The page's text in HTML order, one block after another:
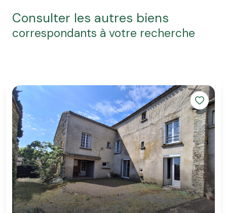
consulter les autres biens
correspondants à votre recherche